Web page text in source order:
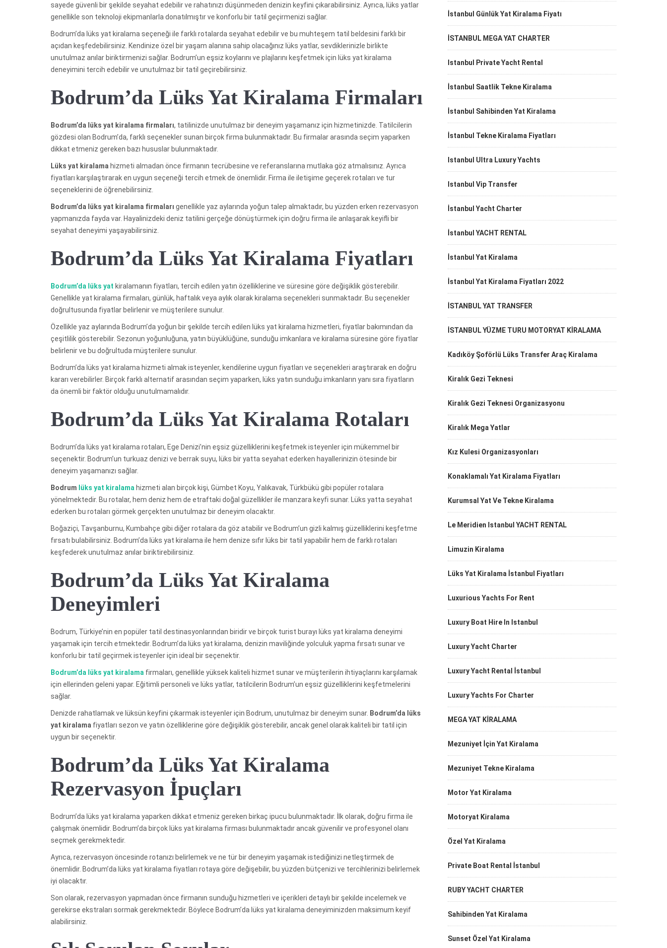
sayede güvenli bir şekilde seyahat edebilir ve rahatınızı düşünmeden denizin keyfini çıkarabilirsiniz. Ayrıca, lüks yatlar
genellikle son teknoloji ekipmanlarla donatılmıştır ve konforlu bir tatil geçirmenizi sağlar.
Bodrum’da lüks yat kiralama seçeneği ile farklı rotalarda seyahat edebilir ve bu muhteşem tatil beldesini farklı bir
açıdan keşfedebilirsiniz. Kendinize özel bir yaşam alanına sahip olacağınız lüks yatlar, sevdiklerinizle birlikte
unutulmaz anılar biriktirmenizi sağlar. Bodrum’un eşsiz koylarını ve plajlarını keşfetmek için lüks yat kiralama
deneyimini tercih edebilir ve unutulmaz bir tatil geçirebilirsiniz.
Bodrum’da Lüks Yat Kiralama Firmaları
Bodrum’da lüks yat kiralama firmaları, tatilinizde unutulmaz bir deneyim yaşamanız için hizmetinizde. Tatilcilerin
gözdesi olan Bodrum’da, farklı seçenekler sunan birçok firma bulunmaktadır. Bu firmalar arasında seçim yaparken
dikkat etmeniz gereken bazı hususlar bulunmaktadır.
Lüks yat kiralama hizmeti almadan önce firmanın tecrübesine ve referanslarına mutlaka göz atmalısınız. Ayrıca
fiyatları karşılaştırarak en uygun seçeneği tercih etmek de önemlidir. Firma ile iletişime geçerek rotaları ve tur
seçeneklerini de öğrenebilirsiniz.
Bodrum’da lüks yat kiralama firmaları genellikle yaz aylarında yoğun talep almaktadır, bu yüzden erken rezervasyon
yapmanızda fayda var. Hayalinizdeki deniz tatilini gerçeğe dönüştürmek için doğru firma ile anlaşarak keyifli bir
seyahat deneyimi yaşayabilirsiniz.
Bodrum’da Lüks Yat Kiralama Fiyatları
Bodrum’da lüks yat kiralamanın fiyatları, tercih edilen yatın özelliklerine ve süresine göre değişiklik gösterebilir.
Genellikle yat kiralama firmaları, günlük, haftalık veya aylık olarak kiralama seçenekleri sunmaktadır. Bu seçenekler
doğrultusunda fiyatlar belirlenir ve müşterilere sunulur.
Özellikle yaz aylarında Bodrum’da yoğun bir şekilde tercih edilen lüks yat kiralama hizmetleri, fiyatlar bakımından da
çeşitlilik gösterebilir. Sezonun yoğunluğuna, yatın büyüklüğüne, sunduğu imkanlara ve kiralama süresine göre fiyatlar
belirlenir ve bu doğrultuda müşterilere sunulur.
Bodrum’da lüks yat kiralama hizmeti almak isteyenler, kendilerine uygun fiyatları ve seçenekleri araştırarak en doğru
kararı verebilirler. Birçok farklı alternatif arasından seçim yaparken, lüks yatın sunduğu imkanların yanı sıra fiyatların
da önemli bir faktör olduğu unutulmamalıdır.
Bodrum’da Lüks Yat Kiralama Rotaları
Bodrum’da lüks yat kiralama rotaları, Ege Denizi’nin eşsiz güzelliklerini keşfetmek isteyenler için mükemmel bir
seçenektir. Bodrum’un turkuaz denizi ve berrak suyu, lüks bir yatta seyahat ederken hayallerinizin ötesinde bir
deneyim yaşamanızı sağlar.
Bodrum lüks yat kiralama hizmeti alan birçok kişi, Gümbet Koyu, Yalıkavak, Türkbükü gibi popüler rotalara
yönelmektedir. Bu rotalar, hem deniz hem de etraftaki doğal güzellikler ile manzara keyfi sunar. Lüks yatta seyahat
ederken bu rotaları görmek gerçekten unutulmaz bir deneyim olacaktır.
Boğaziçi, Tavşanburnu, Kumbahçe gibi diğer rotalara da göz atabilir ve Bodrum’un gizli kalmış güzelliklerini keşfetme
fırsatı bulabilirsiniz. Bodrum’da lüks yat kiralama ile hem denize sıfır lüks bir tatil yapabilir hem de farklı rotaları
keşfederek unutulmaz anılar biriktirebilirsiniz.
Bodrum’da Lüks Yat Kiralama
Deneyimleri
Bodrum, Türkiye’nin en popüler tatil destinasyonlarından biridir ve birçok turist burayı lüks yat kiralama deneyimi
yaşamak için tercih etmektedir. Bodrum’da lüks yat kiralama, denizin maviliğinde yolculuk yapma fırsatı sunar ve
konforlu bir tatil geçirmek isteyenler için ideal bir seçenektir.
Bodrum’da lüks yat kiralama firmaları, genellikle yüksek kaliteli hizmet sunar ve müşterilerin ihtiyaçlarını karşılamak
için ellerinden geleni yapar. Eğitimli personeli ve lüks yatlar, tatilcilerin Bodrum’un eşsiz güzelliklerini keşfetmelerini
sağlar.
Denizde rahatlamak ve lüksün keyfini çıkarmak isteyenler için Bodrum, unutulmaz bir deneyim sunar. Bodrum’da lüks
yat kiralama fiyatları sezon ve yatın özelliklerine göre değişiklik gösterebilir, ancak genel olarak kaliteli bir tatil için
uygun bir seçenektir.
Bodrum’da Lüks Yat Kiralama
Rezervasyon İpuçları
Bodrum’da lüks yat kiralama yaparken dikkat etmeniz gereken birkaç ipucu bulunmaktadır. İlk olarak, doğru firma ile
çalışmak önemlidir. Bodrum’da birçok lüks yat kiralama firması bulunmaktadır ancak güvenilir ve profesyonel olanı
seçmek gerekmektedir.
Ayrıca, rezervasyon öncesinde rotanızı belirlemek ve ne tür bir deneyim yaşamak istediğinizi netleştirmek de
önemlidir. Bodrum’da lüks yat kiralama fiyatları rotaya göre değişebilir, bu yüzden bütçenizi ve tercihlerinizi belirlemek
iyi olacaktır.
Son olarak, rezervasyon yapmadan önce firmanın sunduğu hizmetleri ve içerikleri detaylı bir şekilde incelemek ve
gerekirse ekstraları sormak gerekmektedir. Böylece Bodrum’da lüks yat kiralama deneyiminizden maksimum keyif
alabilirsiniz.
İstanbul Günlük Yat Kiralama Fiyatı
İSTANBUL MEGA YAT CHARTER
Istanbul Private Yacht Rental
İstanbul Saatlik Tekne Kiralama
İstanbul Sahibinden Yat Kiralama
İstanbul Tekne Kiralama Fiyatları
Istanbul Ultra Luxury Yachts
Istanbul Vip Transfer
İstanbul Yacht Charter
İstanbul YACHT RENTAL
İstanbul Yat Kiralama
İstanbul Yat Kiralama Fiyatları 2022
İSTANBUL YAT TRANSFER
İSTANBUL YÜZME TURU MOTORYAT KİRALAMA
Kadıköy Şoförlü Lüks Transfer Araç Kiralama
Kiralık Gezi Teknesi
Kiralık Gezi Teknesi Organizasyonu
Kiralık Mega Yatlar
Kız Kulesi Organizasyonları
Konaklamalı Yat Kiralama Fiyatları
Kurumsal Yat Ve Tekne Kiralama
Le Meridien Istanbul YACHT RENTAL
Limuzin Kiralama
Lüks Yat Kiralama İstanbul Fiyatları
Luxurious Yachts For Rent
Luxury Boat Hire In Istanbul
Luxury Yacht Charter
Luxury Yacht Rental İstanbul
Luxury Yachts For Charter
MEGA YAT KİRALAMA
Mezuniyet İçin Yat Kiralama
Mezuniyet Tekne Kiralama
Motor Yat Kiralama
Motoryat Kiralama
Özel Yat Kiralama
Private Boat Rental İstanbul
RUBY YACHT CHARTER
Sahibinden Yat Kiralama
Sunset Özel Yat Kiralama